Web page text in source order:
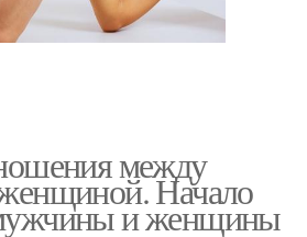
между
Начало
и женщины